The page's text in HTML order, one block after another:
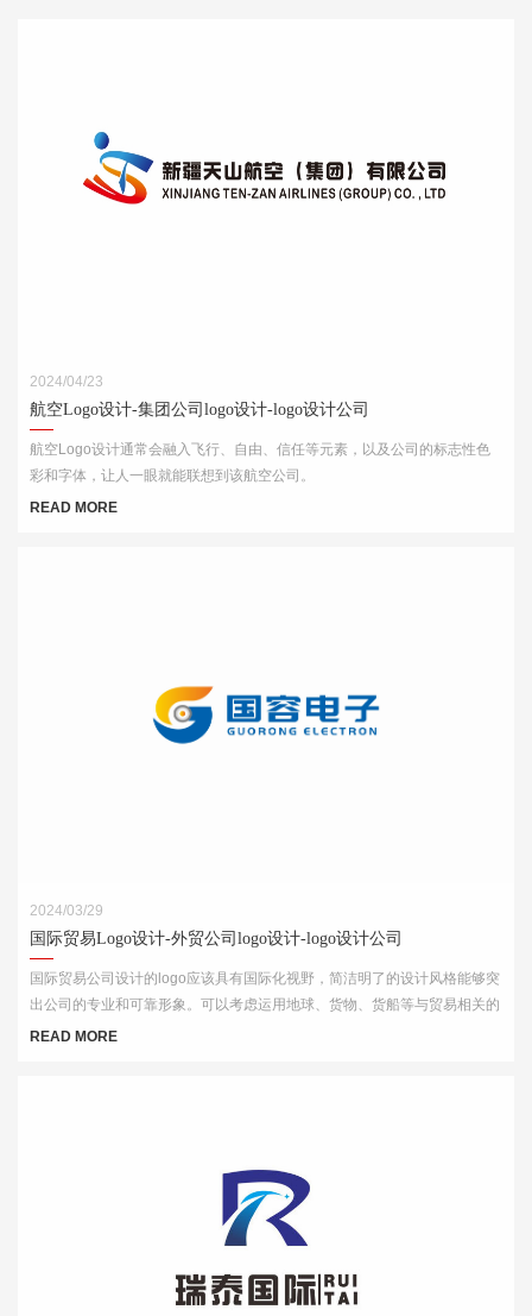
2024/04/23
航空Logo设计-集团公司logo设计-logo设计公司
航空Logo设计通常会融入飞行、自由、信任等元素，以及公司的标志性色
彩和字体，让人一眼就能联想到该航空公司。
READ MORE
2024/03/29
国际贸易Logo设计-外贸公司logo设计-logo设计公司
国际贸易公司设计的logo应该具有国际化视野，简洁明了的设计风格能够突
出公司的专业和可靠形象。可以考虑运用地球、货物、货船等与贸易相关的
元素，结合简洁的字体和线条，突出公司的国际化特点。
READ MORE